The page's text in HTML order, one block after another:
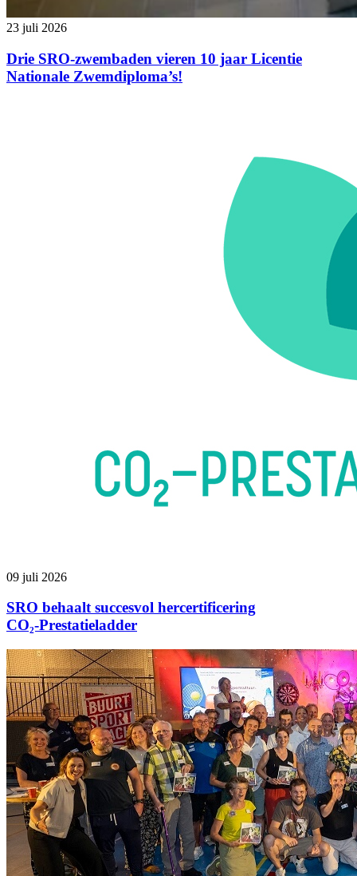
23 juli 2026
Drie SRO-zwembaden vieren 10 jaar Licentie
Nationale Zwemdiploma’s!
09 juli 2026
SRO behaalt succesvol hercertificering
CO₂‑Prestatieladder